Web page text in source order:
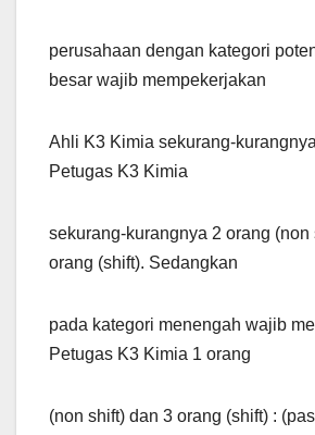
perusahaan dengan kategori
besar wajib mempekerjakan
Ahli K3 Kimia sekurang-
Petugas K3 Kimia
sekurang-kurangnya 2 orang (non
orang (shift). Sedangkan
pada kategori menengah wajib
Petugas K3 Kimia 1 orang
(non shift) dan 3 orang (shift) :